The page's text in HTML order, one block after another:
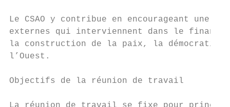
Le CSAO y contribue en encourageant une
externes qui interviennent dans le
la construction de la paix, la démocratie
l’Ouest.
Objectifs de la réunion de travail